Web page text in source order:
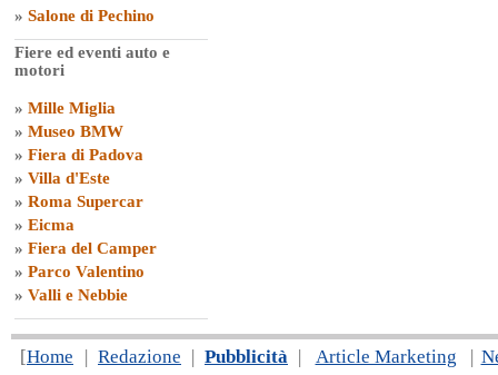
» Salone di Pechino
Fiere ed eventi auto e
motori
» Mille Miglia
» Museo BMW
» Fiera di Padova
» Villa d'Este
» Roma Supercar
» Eicma
» Fiera del Camper
» Parco Valentino
» Valli e Nebbie
[Home | Redazione | Pubblicità | Article Marketing |